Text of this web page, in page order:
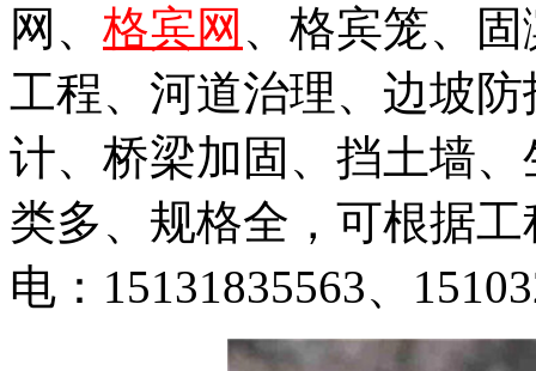
网、 格宾网 、格宾笼、
工程、河道治理、边坡
计、桥梁加固、挡土墙
类多、规格全，可根据
电：15131835563、